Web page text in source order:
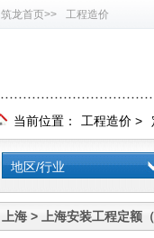
筑龙首页>> 工程造价
当前位置： 工程造价 >
地区/行业
上海 > 上海安装工程定额